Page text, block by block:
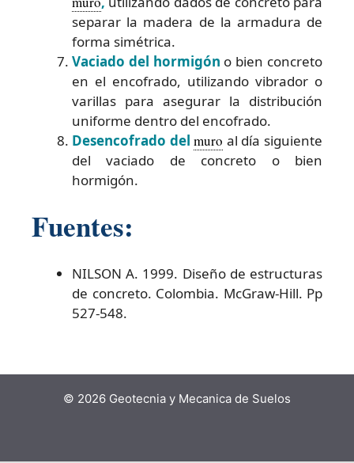
separar la madera de la armadura de
forma simétrica.
Vaciado del hormigón o bien concreto
en el encofrado, utilizando vibrador o
varillas para asegurar la distribución
uniforme dentro del encofrado.
Desencofrado delmuro al día siguiente
del vaciado de concreto o bien
hormigón.
Fuentes:
NILSON A. 1999. Diseño de estructuras
de concreto. Colombia. McGraw-Hill. Pp
527-548.
© 2026 Geotecnia y Mecanica de Suelos